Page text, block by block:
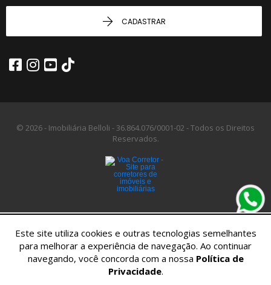
CADASTRAR
© 2026 - Imobiliária Belloli -36.864.076/0001-02 -Todos os Direitos
Reservados.
Este site utiliza cookies e outras tecnologias semelhantes
para melhorar a experiência de navegação. Ao continuar
navegando, você concorda com a nossa Política de
Privacidade.